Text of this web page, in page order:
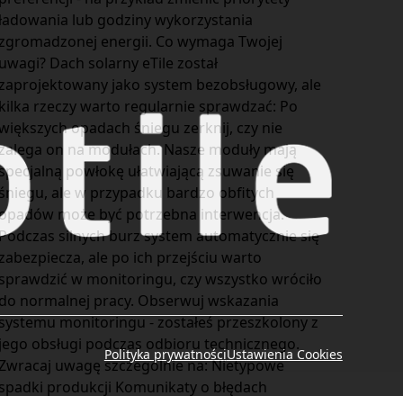
lub godziny wykorzystania
zgromadzonej energii. Co wymaga Twojej
uwagi? Dach solarny eTile został
zaprojektowany jako system bezobsługowy, ale
kilka rzeczy warto regularnie sprawdzać: Po
opadach śniegu zerknij, czy nie
on na modułach. Nasze moduły mają
powłokę ułatwiającą zsuwanie się
śniegu, ale w przypadku bardzo obfitych
może być potrzebna interwencja.
silnych burz system automatycznie się
zabezpiecza, ale po ich przejściu warto
sprawdzić w monitoringu, czy wszystko wróciło
do normalnej pracy. Obserwuj wskazania
monitoringu - zostałeś przeszkolony z
jego obsługi podczas odbioru technicznego.
Zwracaj uwagę szczególnie na: Nietypowe
spadki produkcji Komunikaty o błędach
Polityka prywatnościUstawienia Cookies